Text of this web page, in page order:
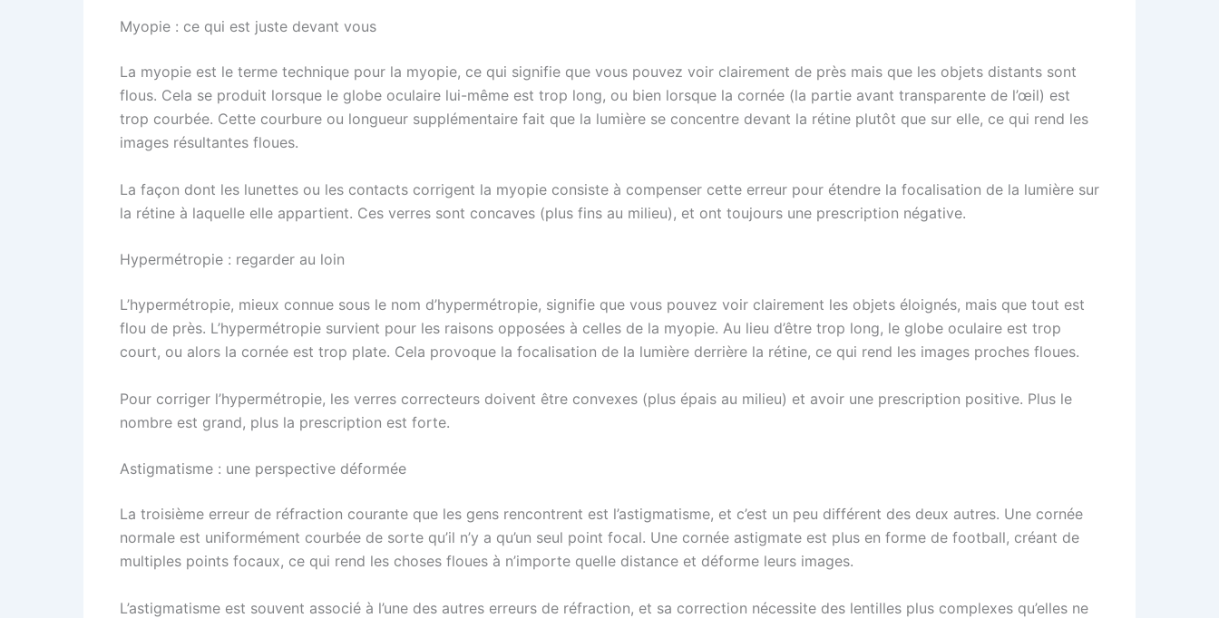
Myopie : ce qui est juste devant vous
La myopie est le terme technique pour la myopie, ce qui signifie que vous pouvez voir clairement de près mais que les objets distants sont
flous. Cela se produit lorsque le globe oculaire lui-même est trop long, ou bien lorsque la cornée (la partie avant transparente de l’œil) est
trop courbée. Cette courbure ou longueur supplémentaire fait que la lumière se concentre devant la rétine plutôt que sur elle, ce qui rend les
images résultantes floues.
La façon dont les lunettes ou les contacts corrigent la myopie consiste à compenser cette erreur pour étendre la focalisation de la lumière sur
la rétine à laquelle elle appartient. Ces verres sont concaves (plus fins au milieu), et ont toujours une prescription négative.
Hypermétropie : regarder au loin
L’hypermétropie, mieux connue sous le nom d’hypermétropie, signifie que vous pouvez voir clairement les objets éloignés, mais que tout est
flou de près. L’hypermétropie survient pour les raisons opposées à celles de la myopie. Au lieu d’être trop long, le globe oculaire est trop
court, ou alors la cornée est trop plate. Cela provoque la focalisation de la lumière derrière la rétine, ce qui rend les images proches floues.
Pour corriger l’hypermétropie, les verres correcteurs doivent être convexes (plus épais au milieu) et avoir une prescription positive. Plus le
nombre est grand, plus la prescription est forte.
Astigmatisme : une perspective déformée
La troisième erreur de réfraction courante que les gens rencontrent est l’astigmatisme, et c’est un peu différent des deux autres. Une cornée
normale est uniformément courbée de sorte qu’il n’y a qu’un seul point focal. Une cornée astigmate est plus en forme de football, créant de
multiples points focaux, ce qui rend les choses floues à n’importe quelle distance et déforme leurs images.
L’astigmatisme est souvent associé à l’une des autres erreurs de réfraction, et sa correction nécessite des lentilles plus complexes qu’elles ne